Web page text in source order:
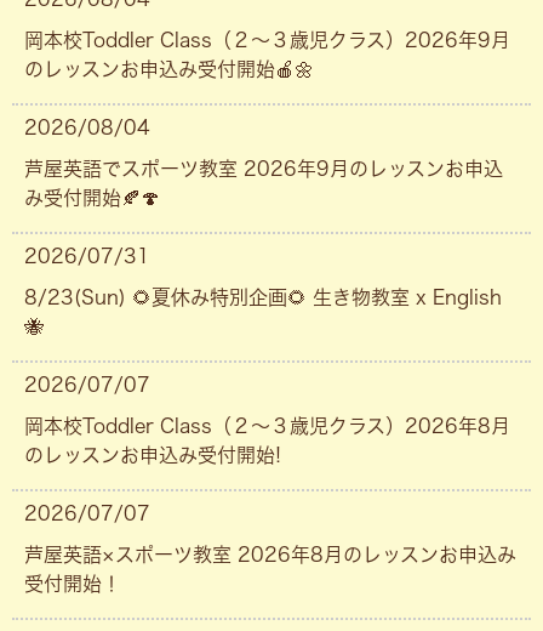
岡本校Toddler Class（２〜３歳児クラス）2026年9月
のレッスンお申込み受付開始🍎🌼
2026/08/04
芦屋英語でスポーツ教室 2026年9月のレッスンお申込
み受付開始🍂🍄
2026/07/31
8/23(Sun) 🌻夏休み特別企画🌻 生き物教室 x English
🐝
2026/07/07
岡本校Toddler Class（２〜３歳児クラス）2026年8月
のレッスンお申込み受付開始!
2026/07/07
芦屋英語×スポーツ教室 2026年8月のレッスンお申込み
受付開始！